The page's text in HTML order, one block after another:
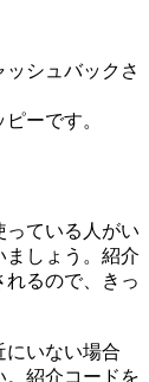
シュバックさ
ーです。
っている人がい
ましょう。紹介
るので、きっ
にいない場合
。紹介コードを